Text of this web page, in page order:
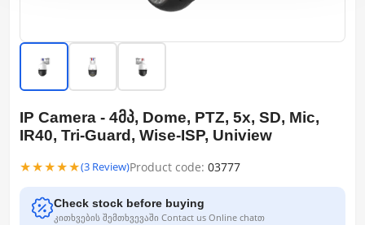
IP Camera - 4მპ, Dome, PTZ, 5x, SD, Mic,
IR40, Tri-Guard, Wise-ISP, Uniview
★★★★★(3 Review)Product code: 03777
Check stock before buying
კითხვების შემთხვევაში Contact us Online chatთ